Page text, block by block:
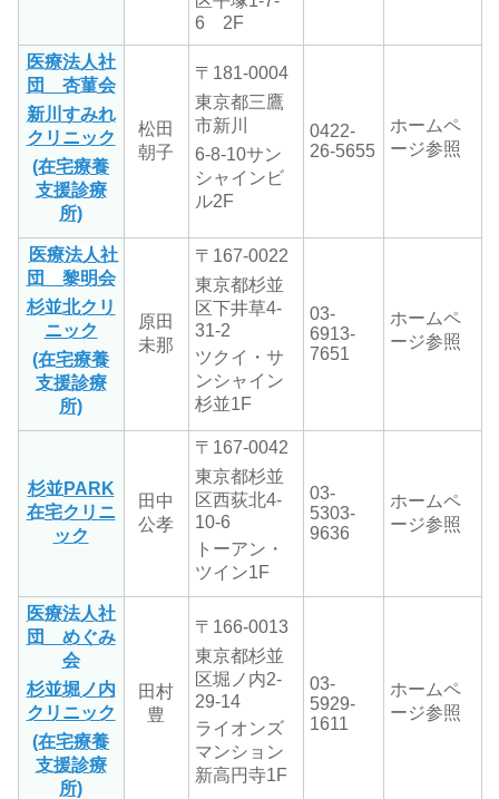
6 2F
医療法人社
団 杏菫会
新川すみれ
クリニック
(在宅療養
支援診療
所)
松田
朝子
〒181-0004
東京都三鷹
市新川
6-8-10サン
シャインビ
ル2F
0422-
26-5655
ホームペ
ージ参照
医療法人社
団 黎明会
杉並北クリ
ニック
(在宅療養
支援診療
所)
原田
未那
〒167-0022
東京都杉並
区下井草4-
31-2
ツクイ・サ
ンシャイン
杉並1F
03-
6913-
7651
ホームペ
ージ参照
杉並PARK
在宅クリニ
ック
田中
公孝
〒167-0042
東京都杉並
区西荻北4-
10-6
トーアン・
ツイン1F
03-
5303-
9636
ホームペ
ージ参照
医療法人社
団 めぐみ
会
杉並堀ノ内
クリニック
(在宅療養
支援診療
所)
田村
豊
〒166-0013
東京都杉並
区堀ノ内2-
29-14
ライオンズ
マンション
新高円寺1F
03-
5929-
1611
ホームペ
ージ参照